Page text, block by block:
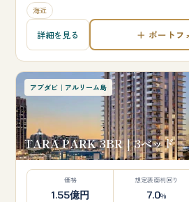
海近
詳細を見る ＋ ポートフ
アブダビ｜アルリーム島
TARA PARK 3BR｜3ベッド
価格
1.55億円
想定表面利回り
7.0%